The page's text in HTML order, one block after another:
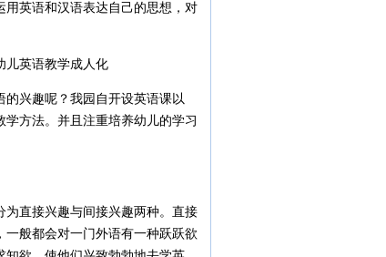
英语和汉语表达自己的思想，对
英语教学成人化
兴趣呢？我园自开设英语课以
方法。并且注重培养幼儿的学习
直接兴趣与间接兴趣两种。直接
般都会对一门外语有一种跃跃欲